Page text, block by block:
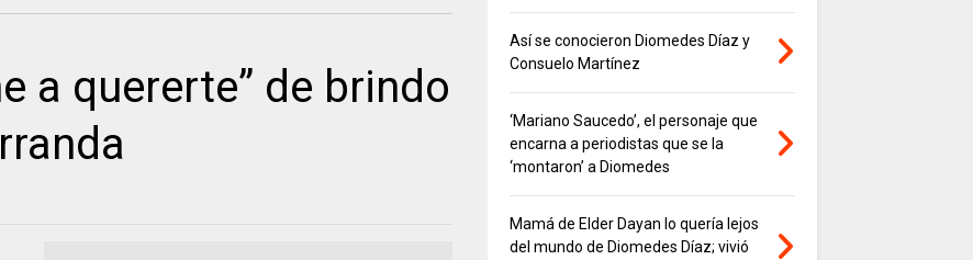
a quererte” de brindo
Así se conocieron Diomedes Díaz y
Consuelo Martínez
‘Mariano Saucedo’, el personaje que
encarna a periodistas que se la
‘montaron’ a Diomedes
Mamá de Elder Dayan lo quería lejos
del mundo de Diomedes Díaz; vivió